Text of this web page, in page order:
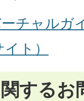
ーチャルガ
ト）
するお